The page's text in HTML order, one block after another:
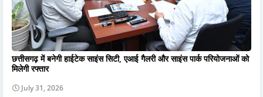
छत्तीसगढ़ में बनेगी हाईटेक साइंस सिटी, एआई गैलरी और साइंस पार्क परियोजनाओं को
मिलेगी रफ्तार
July 31, 2026